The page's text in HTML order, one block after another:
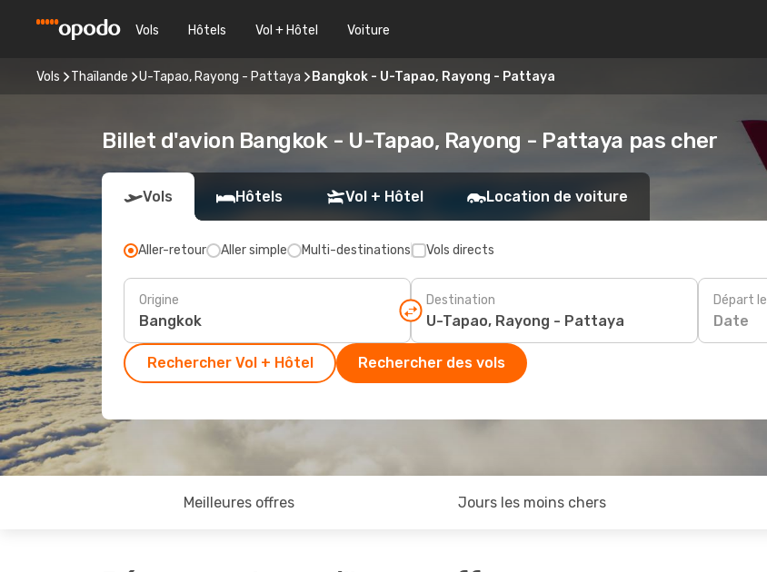
Vols Hôtels Vol + Hôtel Voiture
Vols Thaïlande U-Tapao, Rayong - Pattaya Bangkok - U-Tapao, Rayong - Pattaya
Billet d'avion Bangkok - U-Tapao, Rayong - Pattaya pas cher
Vols Hôtels Vol + Hôtel Location de voiture
Aller-retour Aller simple Multi-destinations Vols directs
Origine Destination Départ le
Date
Rechercher Vol + Hôtel Rechercher des vols
Meilleures offres Jours les moins chers